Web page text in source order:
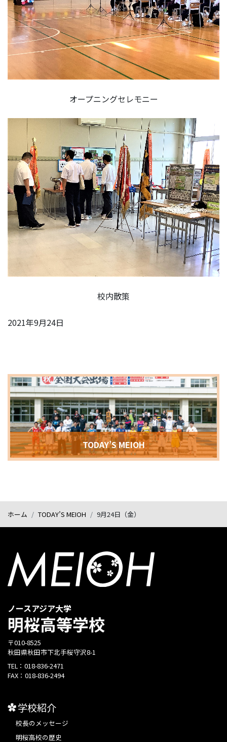
オープニングセレモニー
校内散策
2021年9月24日
TODAY’S MEIOH
ホーム TODAY’S MEIOH 9月24日（金）
ノースアジア大学
明桜高等学校
〒010-8525
秋田県秋田市下北手桜守沢8-1
TEL： 018-836-2471
FAX： 018-836-2494
学校紹介
校長のメッセージ
明桜高校の歴史